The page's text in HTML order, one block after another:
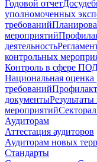
Годовой отчет
уполномоченных
требований
мероприятий
деятельность
контрольных
Контроль в сфере
Национальная
требований
документы
мероприятий
Аудиторам
Аттестация аудиторов
Аудиторам новых
Стандарты